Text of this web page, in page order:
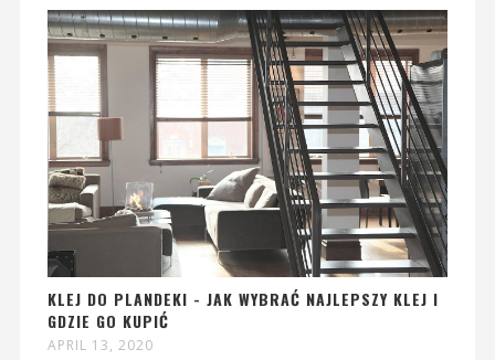
KLEJ DO PLANDEKI - JAK WYBRAĆ NAJLEPSZY KLEJ I
GDZIE GO KUPIĆ
APRIL 13, 2020